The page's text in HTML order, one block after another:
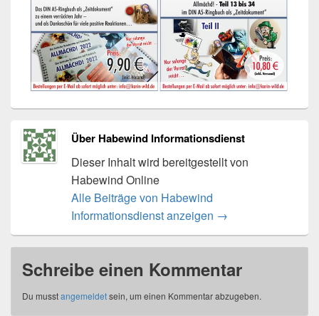
Über Habewind Informationsdienst
Dieser Inhalt wird bereitgestellt von
Habewind Online
Alle Beiträge von Habewind
Informationsdienst anzeigen →
Schreibe einen Kommentar
Du musstangemeldetsein, um einen Kommentar abzugeben.